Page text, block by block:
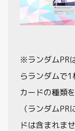
※ランダムPR
らランダムで
カードの種類
（ランダム
ドは含まれませ